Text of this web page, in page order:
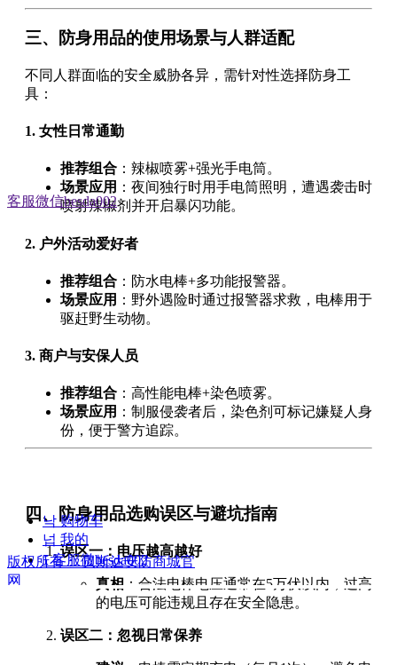
三、防身用品的使用场景与人群适配
不同人群面临的安全威胁各异，需针对性选择防身工
具：
1. 女性日常通勤
推荐组合 ：辣椒喷雾+强光手电筒。
场景应用 ：夜间独行时用手电筒照明，遭遇袭击时
喷射辣椒剂并开启暴闪功能。
2. 户外活动爱好者
推荐组合 ：防水电棒+多功能报警器。
场景应用 ：野外遇险时通过报警器求救，电棒用于
驱赶野生动物。
3. 商户与安保人员
推荐组合 ：高性能电棒+染色喷雾。
场景应用 ：制服侵袭者后，染色剂可标记嫌疑人身
份，便于警方追踪。
四、防身用品选购误区与避坑指南
误区一：电压越高越好
真相 ：合法电棒电压通常在5万伏以内，过高
的电压可能违规且存在安全隐患。
误区二：忽视日常保养
客服微信besda002
낙 购物车
넙 我的
ꀤ 客服微besda002
版权所有： 贝斯达安防商城官
网